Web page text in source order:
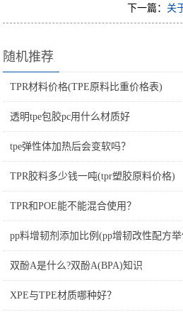
下一篇： 关
随机推荐
TPR材料价格(TPE原料比重价格表)
透明tpe包胶pc用什么材质好
tpe弹性体加热后会变软吗？
TPR胶料多少钱一吨(tpr塑胶原料价格)
TPR和POE能不能混合使用？
pp料增韧剂添加比例(pp增韧改性配方
双酚A是什么?双酚A(BPA)知识
XPE与TPE材质哪种好？